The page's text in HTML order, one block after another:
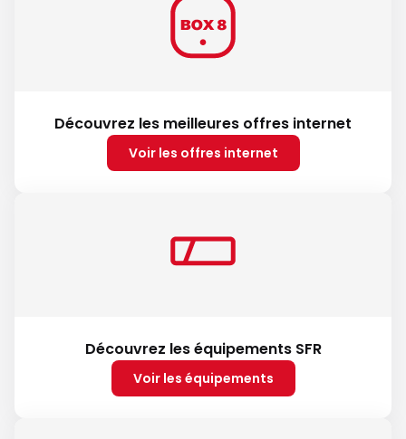
Découvrez les meilleures offres internet
Voir les offres internet
Découvrez les équipements SFR
Voir les équipements